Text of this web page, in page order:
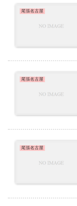
尾張名古屋
尾張名古屋
尾張名古屋